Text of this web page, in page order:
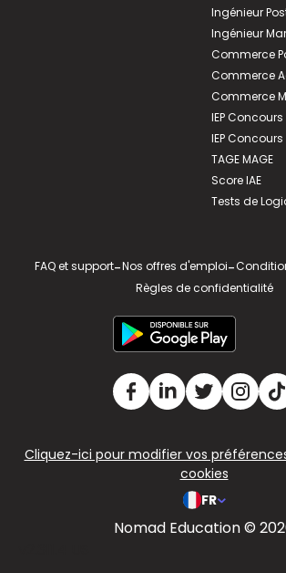
Ingénieur
Ingénieur
Commerce
Commerce
Commerce
IEP
IEP
TAGE MAGE
Score IAE
Tests de
FAQ et support-Nos offres d'emploi-
Règles de confidentialité
Cliquez-ici pour modifier vos
cookies
FR
Nomad Education ©